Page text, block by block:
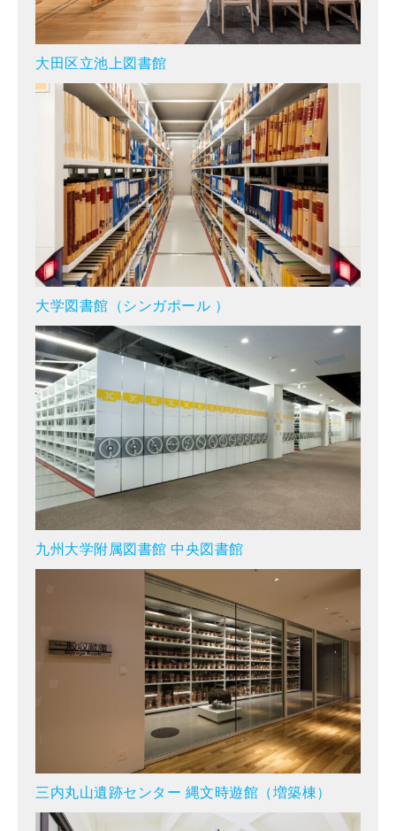
大田区立池上図書館
大学図書館（シンガポール ）
九州大学附属図書館 中央図書館
三内丸山遺跡センター 縄文時遊館（増築棟）